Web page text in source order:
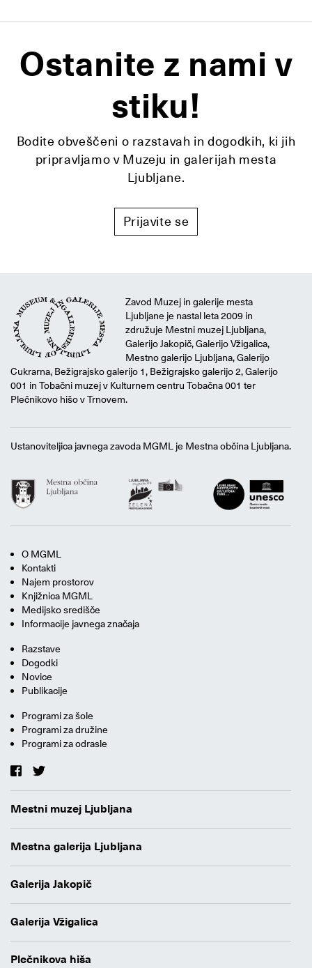
Ostanite z nami v
stiku!
Bodite obveščeni o razstavah in dogodkih, ki jih
pripravljamo v Muzeju in galerijah mesta
Ljubljane.
Prijavite se
Zavod Muzej in galerije mesta
Ljubljane je nastal leta 2009 in
združuje Mestni muzej Ljubljana,
Galerijo Jakopič, Galerijo Vžigalica,
Mestno galerijo Ljubljana, Galerijo
Cukrarna, Bežigrajsko galerijo 1, Bežigrajsko galerijo 2, Galerijo
001 in Tobačni muzej v Kulturnem centru Tobačna 001 ter
Plečnikovo hišo v Trnovem.
Ustanoviteljica javnega zavoda MGML je Mestna občina Ljubljana.
O MGML
Kontakti
Najem prostorov
Knjižnica MGML
Medijsko središče
Informacije javnega značaja
Razstave
Dogodki
Novice
Publikacije
Programi za šole
Programi za družine
Programi za odrasle
Mestni muzej Ljubljana
Mestna galerija Ljubljana
Galerija Jakopič
Galerija Vžigalica
Plečnikova hiša